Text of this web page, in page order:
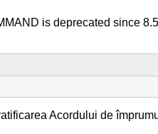
is deprecated since
Acordului de